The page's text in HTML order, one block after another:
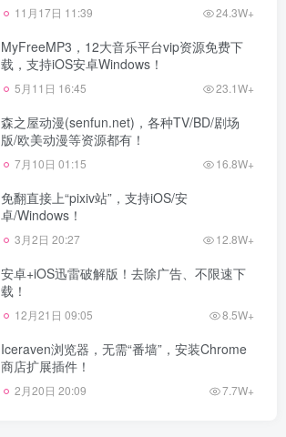
11月17日 11:39 24.3W+
MyFreeMP3，12大音乐平台vip资源免费下
载，支持iOS安卓Windows！
5月11日 16:45 23.1W+
森之屋动漫(senfun.net)，各种TV/BD/剧场
版/欧美动漫等资源都有！
7月10日 01:15 16.8W+
免翻直接上“pixiv站”，支持iOS/安
卓/Windows！
3月2日 20:27 12.8W+
安卓+iOS迅雷破解版！去除广告、不限速下
载！
12月21日 09:05 8.5W+
Iceraven浏览器，无需“番墙”，安装Chrome
商店扩展插件！
2月20日 20:09 7.7W+